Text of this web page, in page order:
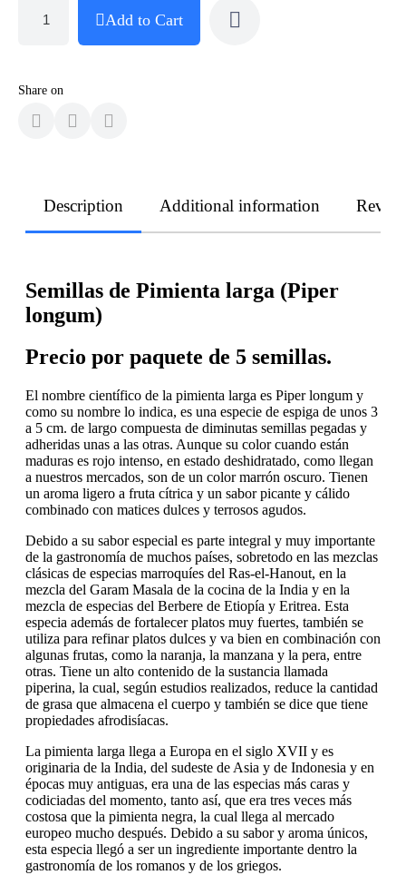
Add to Cart
Share on
Description Additional information
Semillas de Pimienta larga (Piper
longum)
Precio por paquete de 5 semillas.
El nombre científico de la pimienta larga es Piper longum y
como su nombre lo indica, es una especie de espiga de unos 3
a 5 cm. de largo compuesta de diminutas semillas pegadas y
adheridas unas a las otras. Aunque su color cuando están
maduras es rojo intenso, en estado deshidratado, como llegan
a nuestros mercados, son de un color marrón oscuro. Tienen
un aroma ligero a fruta cítrica y un sabor picante y cálido
combinado con matices dulces y terrosos agudos.
Debido a su sabor especial es parte integral y muy importante
de la gastronomía de muchos países, sobretodo en las mezclas
clásicas de especias marroquíes del Ras-el-Hanout, en la
mezcla del Garam Masala de la cocina de la India y en la
mezcla de especias del Berbere de Etiopía y Eritrea. Esta
especia además de fortalecer platos muy fuertes, también se
utiliza para refinar platos dulces y va bien en combinación con
algunas frutas, como la naranja, la manzana y la pera, entre
otras. Tiene un alto contenido de la sustancia llamada
piperina, la cual, según estudios realizados, reduce la cantidad
de grasa que almacena el cuerpo y también se dice que tiene
propiedades afrodisíacas.
La pimienta larga llega a Europa en el siglo XVII y es
originaria de la India, del sudeste de Asia y de Indonesia y en
épocas muy antiguas, era una de las especias más caras y
codiciadas del momento, tanto así, que era tres veces más
costosa que la pimienta negra, la cual llega al mercado
europeo mucho después. Debido a su sabor y aroma únicos,
esta especia llegó a ser un ingrediente importante dentro la
gastronomía de los romanos y de los griegos.